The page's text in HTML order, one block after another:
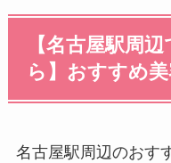
【名古屋駅周
ら】おすすめ
名古屋駅周辺のおす